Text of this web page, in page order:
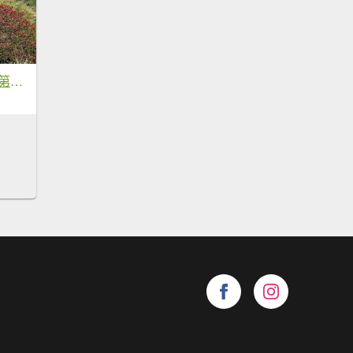
2026年臺北大縱走第三段：小油坑至風櫃口(七星山段)